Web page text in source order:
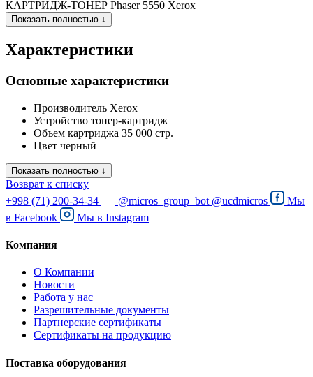
КАРТРИДЖ-ТОНЕР Phaser 5550 Xerox
Показать полностью ↓
Характеристики
Основные характеристики
Производитель Xerox
Устройство тонер-картридж
Объем картриджа 35 000 стр.
Цвет черный
Показать полностью ↓
Возврат к списку
+998 (71) 200-34-34
@micros_group_bot @ucdmicros
Мы
в Facebook Мы в Instagram
Компания
О Компании
Новости
Работа у нас
Разрешительные документы
Партнерские сертификаты
Сертификаты на продукцию
Поставка оборудования